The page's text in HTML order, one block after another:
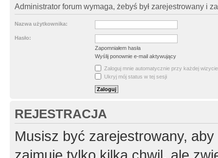
Administrator forum wymaga, żebyś był zarejestrowany i
Nazwa użytkownika:
Hasło:
Zapomniałem hasła
Wyślij ponownie e-mail aktywujący
Zaloguj mnie automatycznie przy każdej wizycie
Ukryj mój status w tej sesji
REJESTRACJA
Musisz być zarejestrowany,
zajmuje tylko kilka chwil, ale